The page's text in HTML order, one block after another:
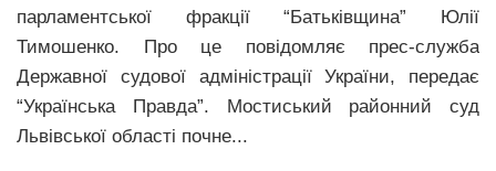
парламентської фракції “Батьківщина” Юлії
Тимошенко. Про це повідомляє прес-служба
Державної судової адміністрації України, передає
“Українська Правда”. Мостиський районний суд
Львівської області почне...